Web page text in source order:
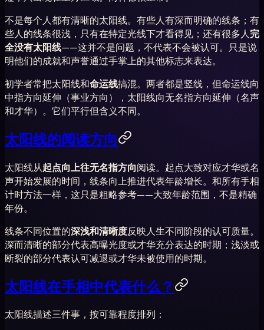
不是每个人都有清晰的太阳线。有些人有深而明确的线条；有
些人的线条很浅，只有在特定光线下才看得见；还有很多人 完
全没有太阳线——这并不是问题，不代表不会被认可。只是说
明他们的成就和声誉通过手掌上的其他标志来表达。
初学者常把太阳线和命运线搞混。两者都是竖线，但命运线向
中指方向延伸（事业方向），太阳线向无名指方向延伸（名声
和才华）。它们平行但含义不同。
太阳线的阅读方向
太阳线从起点向上往无名指方向阅读。起点大致对应才华或名
声开始发展的时间，线条向上推进代表年龄增长。和所有手相
计时方法一样，这只是粗略参考——大致年龄范围，不是精确
年份。
线条不同位置的深浅和清晰度反映人生不同阶段的认可质量。
深而清晰的部分代表高曝光度或才华充分表达的时期；浅淡或
断裂的部分代表认可减退或才华未被使用的时期。
太阳线在手相中代表什么？
太阳线描述三件事，按可靠程度排列：